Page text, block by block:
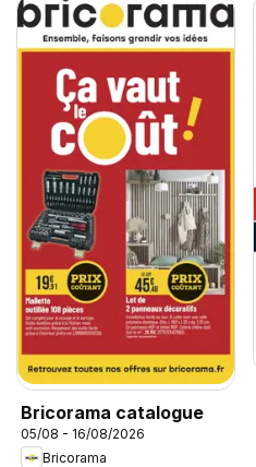
Bricorama catalogue
05/08 - 16/08/2026
Bricorama